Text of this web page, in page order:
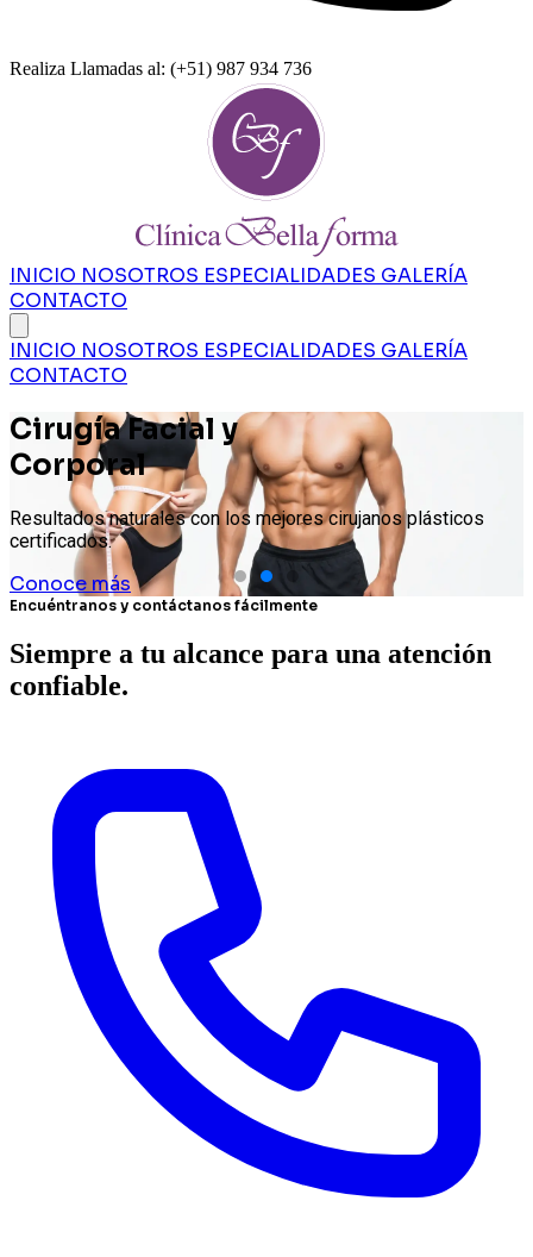
Realiza Llamadas al: (+51) 987 934 736
INICIO NOSOTROS ESPECIALIDADES GALERÍA
CONTACTO
INICIO NOSOTROS ESPECIALIDADES GALERÍA
CONTACTO
Cirugía Facial y
Corporal
Resultados naturales con los mejores cirujanos plásticos
certificados.
Conoce más
Encuéntranos y contáctanos fácilmente
Siempre a tu alcance para una atención
confiable.